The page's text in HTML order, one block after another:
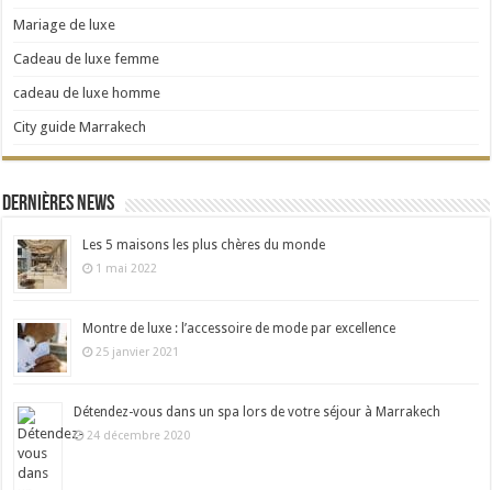
Mariage de luxe
Cadeau de luxe femme
cadeau de luxe homme
City guide Marrakech
Dernières news
Les 5 maisons les plus chères du monde
1 mai 2022
Montre de luxe : l’accessoire de mode par excellence
25 janvier 2021
Détendez-vous dans un spa lors de votre séjour à Marrakech
24 décembre 2020